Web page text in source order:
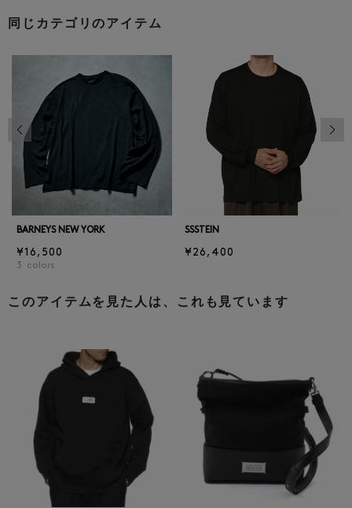
同じカテゴリのアイテム
BARNEYS NEW YORK
¥16,500
3 colors
SSSTEIN
¥26,400
前の画像
このアイテムを見た人は、これも見ています